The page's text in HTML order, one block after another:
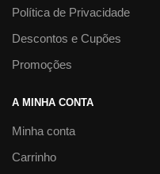
Política de Privacidade
Descontos e Cupões
Promoções
A MINHA CONTA
Minha conta
Carrinho